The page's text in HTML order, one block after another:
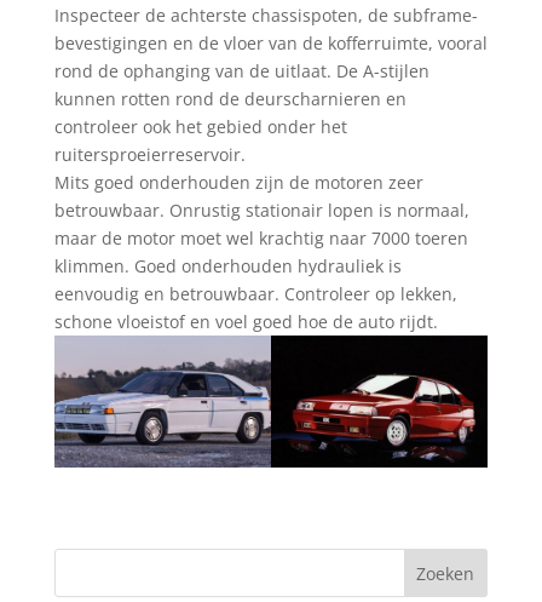
Inspecteer de achterste chassispoten, de subframe-
bevestigingen en de vloer van de kofferruimte, vooral
rond de ophanging van de uitlaat. De A-stijlen
kunnen rotten rond de deurscharnieren en
controleer ook het gebied onder het
ruitersproeierreservoir.
Mits goed onderhouden zijn de motoren zeer
betrouwbaar. Onrustig stationair lopen is normaal,
maar de motor moet wel krachtig naar 7000 toeren
klimmen. Goed onderhouden hydrauliek is
eenvoudig en betrouwbaar. Controleer op lekken,
schone vloeistof en voel goed hoe de auto rijdt.